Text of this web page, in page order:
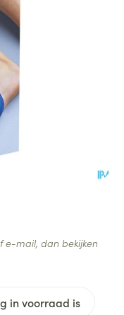
in voorraad is
e-mail, dan bekijken